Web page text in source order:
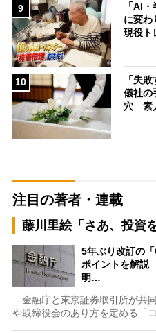
9
「AI
に変わ
現役
10
「失
儀社の
穴 素
注目の著者・連載
藤川里絵「さあ、投資
5年ぶり改訂の
ポイントを解説
明…
金融庁と東京証券取引所が共
や取締役会のあり方を定める「